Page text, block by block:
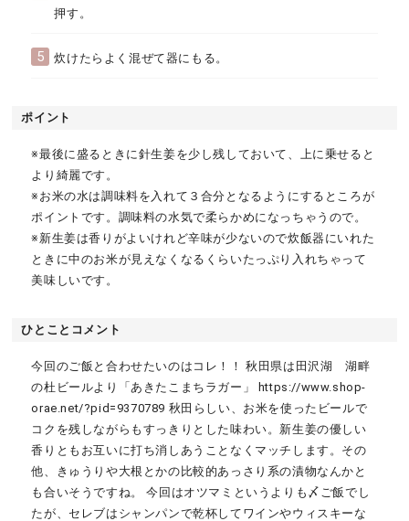
押す。
5 炊けたらよく混ぜて器にもる。
ポイント
※最後に盛るときに針生姜を少し残しておいて、上に乗せると
より綺麗です。
※お米の水は調味料を入れて３合分となるようにするところが
ポイントです。調味料の水気で柔らかめになっちゃうので。
※新生姜は香りがよいけれど辛味が少ないので炊飯器にいれた
ときに中のお米が見えなくなるくらいたっぷり入れちゃって
美味しいです。
ひとことコメント
今回のご飯と合わせたいのはコレ！！ 秋田県は田沢湖 湖畔
の杜ビールより「あきたこまちラガー」 https://www.shop-
orae.net/?pid=9370789 秋田らしい、お米を使ったビールで
コクを残しながらもすっきりとした味わい。新生姜の優しい
香りともお互いに打ち消しあうことなくマッチします。その
他、きゅうりや大根とかの比較的あっさり系の漬物なんかと
も合いそうですね。 今回はオツマミというよりも〆ご飯でし
たが、セレブはシャンパンで乾杯してワインやウィスキーな